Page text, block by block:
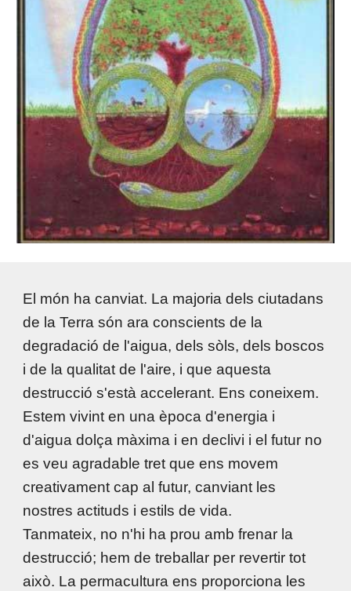
El món ha canviat. La majoria dels ciutadans
de la Terra són ara conscients de la
degradació de l'aigua, dels sòls, dels boscos
i de la qualitat de l'aire, i que aquesta
destrucció s'està accelerant. Ens coneixem.
Estem vivint en una època d'energia i
d'aigua dolça màxima i en declivi i el futur no
es veu agradable tret que ens movem
creativament cap al futur, canviant les
nostres actituds i estils de vida.
Tanmateix, no n'hi ha prou amb frenar la
destrucció; hem de treballar per revertir tot
això. La permacultura ens proporciona les